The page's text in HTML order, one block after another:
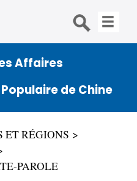
Affaires
de Chine
ET RÉGIONS
PAROLE